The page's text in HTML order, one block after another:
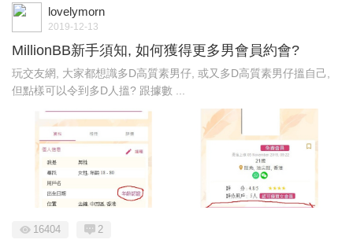
lovelymorn
2019-12-13
MillionBB新手須知, 如何獲得更多男會員約會?
玩交友網, 大家都想識多D高質素男仔, 或又多D高質素男仔搵自己,
但點樣可以令到多D人搵? 跟據數 ...
16404 2